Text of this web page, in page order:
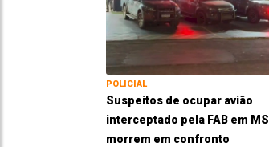
POLICIAL
Suspeitos de ocupar avião
interceptado pela FAB em MS
morrem em confronto